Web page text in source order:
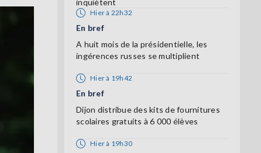
inquiètent
Hier à 22h32
En bref
A huit mois de la présidentielle, les
ingérences russes se multiplient
Hier à 19h42
En bref
Dijon distribue des kits de fournitures
scolaires gratuits à 6 000 élèves
Hier à 19h30